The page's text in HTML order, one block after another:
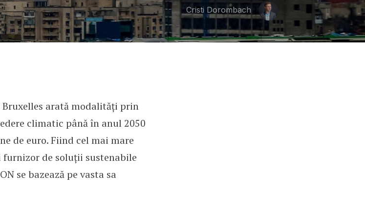
Cristi Dorombach
peste 1 trilion de euro în drumul spre neutralitatea
Bruxelles arată modalități prin
climatic până în anul 2050
de euro. Fiind cel mai mare
de soluții sustenabile
se bazează pe vasta sa